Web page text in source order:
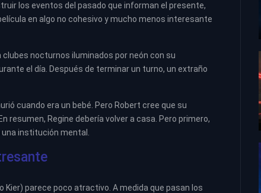
los eventos del pasado que informan el presente,
en algo no cohesivo y mucho menos interesante
nocturnos iluminados por neón con su
el día. Después de terminar un turno, un extraño
cuando era un bebé. Pero Robert cree que su
resumen, Regine debería volver a casa. Pero primero,
institución mental.
Kier) parece poco atractivo. A medida que pasan los